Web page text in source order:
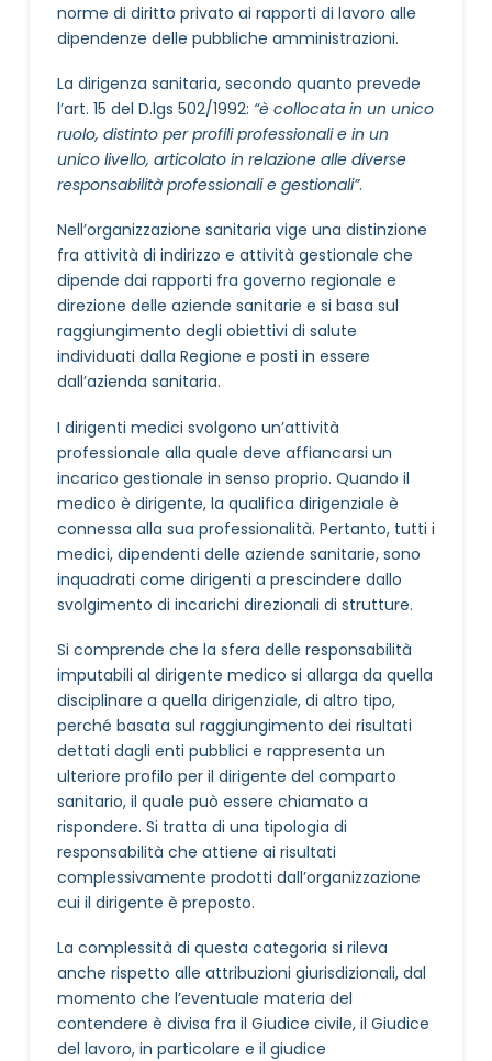
norme di diritto privato ai rapporti di lavoro alle
dipendenze delle pubbliche amministrazioni.
La dirigenza sanitaria, secondo quanto prevede
l’art. 15 del D.lgs 502/1992: “è collocata in un unico
ruolo, distinto per profili professionali e in un
unico livello, articolato in relazione alle diverse
responsabilità professionali e gestionali”.
Nell’organizzazione sanitaria vige una distinzione
fra attività di indirizzo e attività gestionale che
dipende dai rapporti fra governo regionale e
direzione delle aziende sanitarie e si basa sul
raggiungimento degli obiettivi di salute
individuati dalla Regione e posti in essere
dall’azienda sanitaria.
I dirigenti medici svolgono un’attività
professionale alla quale deve affiancarsi un
incarico gestionale in senso proprio. Quando il
medico è dirigente, la qualifica dirigenziale è
connessa alla sua professionalità. Pertanto, tutti i
medici, dipendenti delle aziende sanitarie, sono
inquadrati come dirigenti a prescindere dallo
svolgimento di incarichi direzionali di strutture.
Si comprende che la sfera delle responsabilità
imputabili al dirigente medico si allarga da quella
disciplinare a quella dirigenziale, di altro tipo,
perché basata sul raggiungimento dei risultati
dettati dagli enti pubblici e rappresenta un
ulteriore profilo per il dirigente del comparto
sanitario, il quale può essere chiamato a
rispondere. Si tratta di una tipologia di
responsabilità che attiene ai risultati
complessivamente prodotti dall’organizzazione
cui il dirigente è preposto.
La complessità di questa categoria si rileva
anche rispetto alle attribuzioni giurisdizionali, dal
momento che l’eventuale materia del
contendere è divisa fra il Giudice civile, il Giudice
del lavoro, in particolare e il giudice